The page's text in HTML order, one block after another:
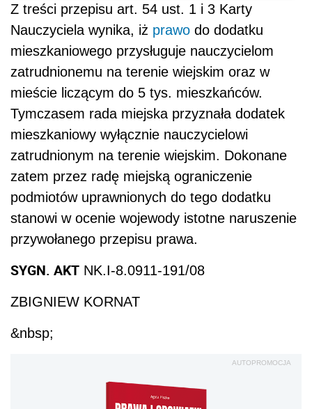
Z treści przepisu art. 54 ust. 1 i 3 Karty
Nauczyciela wynika, iż prawo do dodatku
mieszkaniowego przysługuje nauczycielom
zatrudnionemu na terenie wiejskim oraz w
mieście liczącym do 5 tys. mieszkańców.
Tymczasem rada miejska przyznała dodatek
mieszkaniowy wyłącznie nauczycielowi
zatrudnionym na terenie wiejskim. Dokonane
zatem przez radę miejską ograniczenie
podmiotów uprawnionych do tego dodatku
stanowi w ocenie wojewody istotne naruszenie
przywołanego przepisu prawa.
SYGN. AKT NK.I-8.0911-191/08
ZBIGNIEW KORNAT
&nbsp;
AUTOPROMOCJA